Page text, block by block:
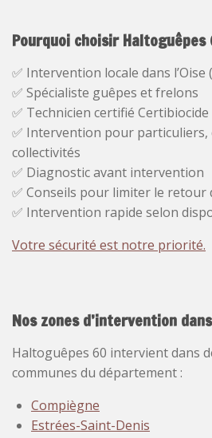
Pourquoi choisir Haltoguêpes
✅ Intervention locale dans l’Oise
✅ Spécialiste guêpes et frelons
✅ Technicien certifié Certibiocide
✅ Intervention pour
collectivités
✅ Diagnostic avant intervention
✅ Conseils pour limiter le retour
✅ Intervention rapide selon
Votre sécurité est notre priorité.
Nos zones d’intervention
Haltoguêpes 60 intervient dans
communes du département :
Compiègne
Estrées-Saint-Denis